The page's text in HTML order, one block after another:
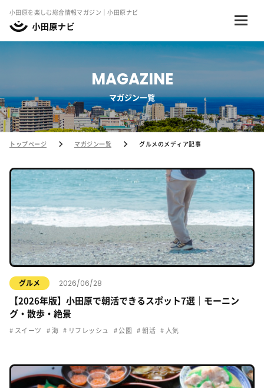
小田原を楽しむ総合情報マガジン｜小田原ナビ
MAGAZINE
マガジン一覧
トップページ マガジン一覧 グルメのメディア記事
グルメ 2026/06/28
【2026年版】小田原で朝活できるスポット7選｜モーニン
グ・散歩・絶景
スイーツ 海 リフレッシュ 公園 朝活 人気